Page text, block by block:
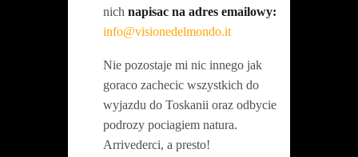
nich napisac na adres emailowy:
info@visionedelmondo.it
Nie pozostaje mi nic innego jak
goraco zachecic wszystkich do
wyjazdu do Toskanii oraz odbycie
podrozy pociagiem natura.
Arrivederci, a presto!